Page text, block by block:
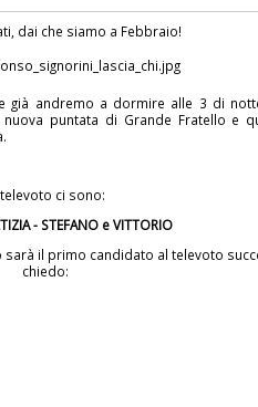
dai che siamo a Febbraio!
già andremo a dormire alle 3 di
puntata di Grande Fratello e
ci sono:
- STEFANO e VITTORIO
sarà il primo candidato al televoto
chiedo: